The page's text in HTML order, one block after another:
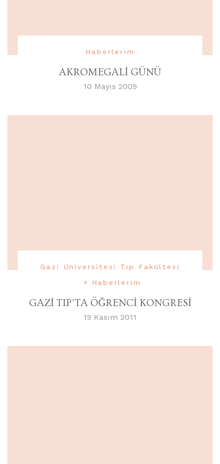
Haberlerim
AKROMEGALİ GÜNÜ
10 Mayıs 2009
Gazi Üniversitesi Tıp Fakültesi
Haberlerim
GAZİ TIP’TA ÖĞRENCİ KONGRESİ
19 Kasım 2011